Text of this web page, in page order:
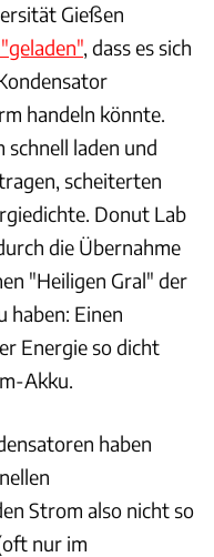
Gießen
, dass es sich
handeln könnte.
laden und
scheiterten
Donut Lab
die Übernahme
"Heiligen Gral" der
haben: Einen
Energie so dicht
Akku.
haben
Strom also nicht so
nur im